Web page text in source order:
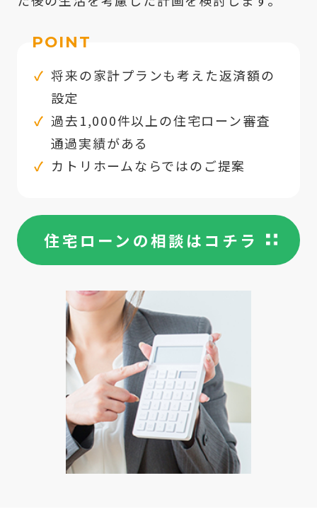
POINT
将来の家計プランも考えた返済額の
設定
過去1,000件以上の住宅ローン審査
通過実績がある
カトリホームならではのご提案
住宅ローンの相談はコチラ